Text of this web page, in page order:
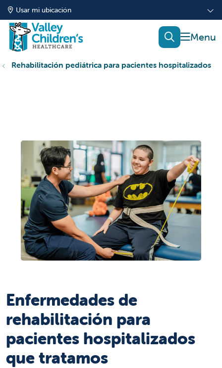
Usar mi ubicación
mostrar
buscar
Rehabilitación pediátrica para pacientes hospitalizados
Enfermedades de
rehabilitación para
pacientes hospitalizados
que tratamos